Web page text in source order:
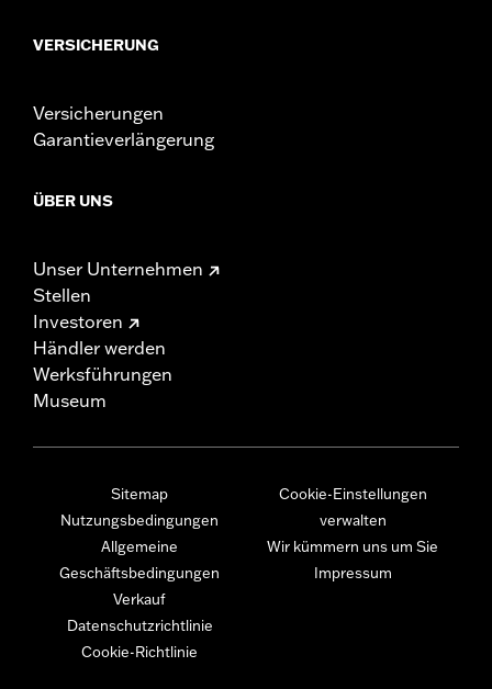
VERSICHERUNG
Versicherungen
Garantieverlängerung
ÜBER UNS
Unser Unternehmen
Stellen
Investoren
Händler werden
Werksführungen
Museum
Sitemap
Nutzungsbedingungen
Allgemeine
Geschäftsbedingungen
Verkauf
Datenschutzrichtlinie
Cookie-Richtlinie
Cookie-Einstellungen
verwalten
Wir kümmern uns um Sie
Impressum